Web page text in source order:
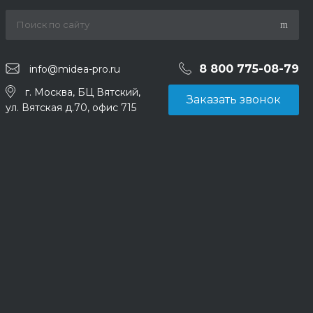
info@midea-pro.ru 8 800 775-08-79
г. Москва, БЦ Вятский,
ул. Вятская д.70, офис 715
Заказать звонок